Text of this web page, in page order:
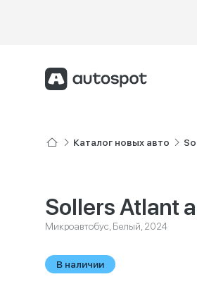
Каталог новых авто
Sollers Atlant
Микроавтобус, Белый, 2024
В наличии